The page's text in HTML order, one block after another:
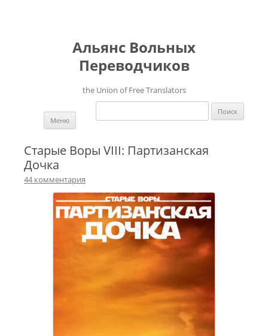
Альянс Вольных
Переводчиков
the Union of Free Translators
Найти:
Меню
Старые Воры VIII: Партизанская
Дочка
44 комментария